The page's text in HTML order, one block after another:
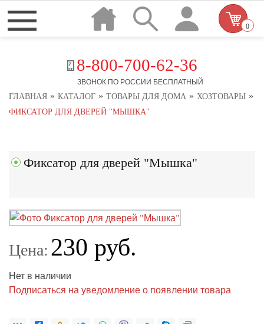
8-800-700-62-36
ЗВОНОК ПО РОССИИ БЕСПЛАТНЫЙ
0
ГЛАВНАЯ » КАТАЛОГ » ТОВАРЫ ДЛЯ ДОМА » ХОЗТОВАРЫ »
ФИКСАТОР ДЛЯ ДВЕРЕЙ "МЫШКА"
Фиксатор для дверей "Мышка"
Цена: 230 руб.
Нет в наличии
Подписаться на уведомление о появлении товара